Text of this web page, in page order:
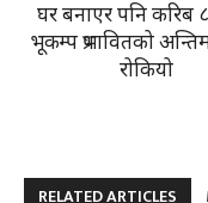
घर बनाएर पनि करिब
भूकम्प प्रभावितको
रोकियो
RELATED ARTICLES